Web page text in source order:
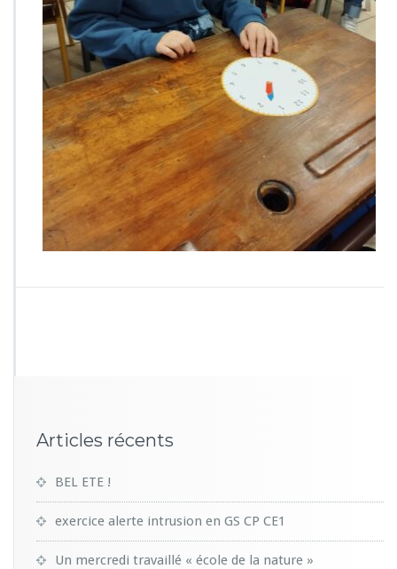
0
9
_
0
9
0
7
4
Articles récents
BEL ETE !
exercice alerte intrusion en GS CP CE1
Un mercredi travaillé « école de la nature »